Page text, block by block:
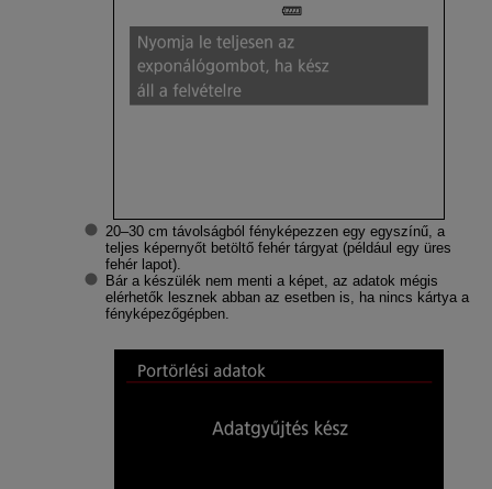
20–30 cm távolságból fényképezzen egy egyszínű, a
teljes képernyőt betöltő fehér tárgyat (például egy üres
fehér lapot).
Bár a készülék nem menti a képet, az adatok mégis
elérhetők lesznek abban az esetben is, ha nincs kártya a
fényképezőgépben.